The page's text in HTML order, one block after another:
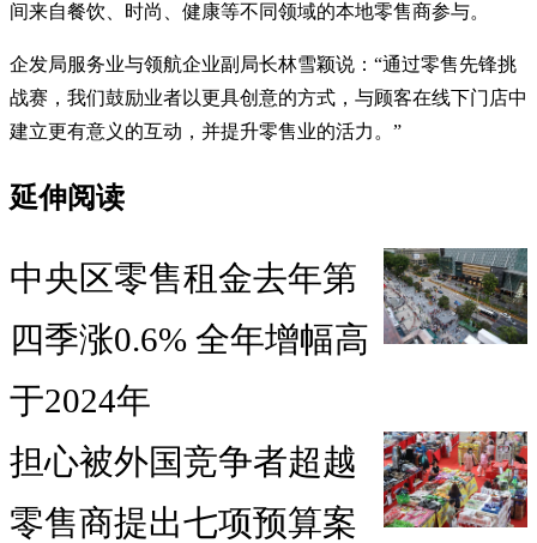
间来自餐饮、时尚、健康等不同领域的本地零售商参与。
企发局服务业与领航企业副局长林雪颖说：“通过零售先锋挑
战赛，我们鼓励业者以更具创意的方式，与顾客在线下门店中
建立更有意义的互动，并提升零售业的活力。”
延伸阅读
中央区零售租金去年第
四季涨0.6% 全年增幅高
于2024年
担心被外国竞争者超越
零售商提出七项预算案